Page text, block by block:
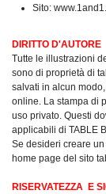
Sito:
DIRITTO D'AUTORE
Tutte le illustrazioni
sono di proprietà di
salvati in alcun
online. La stampa di
uso privato. Questi
applicabili di TABLE
Se desideri creare
home page del sito
RISERVATEZZA E